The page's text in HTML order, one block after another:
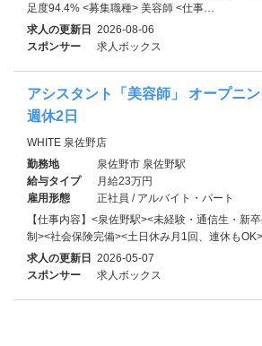
足度94.4% <募集職種> 美容師 <仕事…
求人の更新日 2026-08-06
スポンサー
求人ボックス
アシスタント「美容師」 オープニ
週休2日
WHITE 泉佐野店
勤務地
泉佐野市 泉佐野駅
給与タイプ
月給23万円
雇用形態
正社員 / アルバイト・パート
【仕事内容】<泉佐野駅><未経験・通信生・新
制><社会保険完備><土日休み月1回、連休も
求人の更新日 2026-05-07
スポンサー
求人ボックス